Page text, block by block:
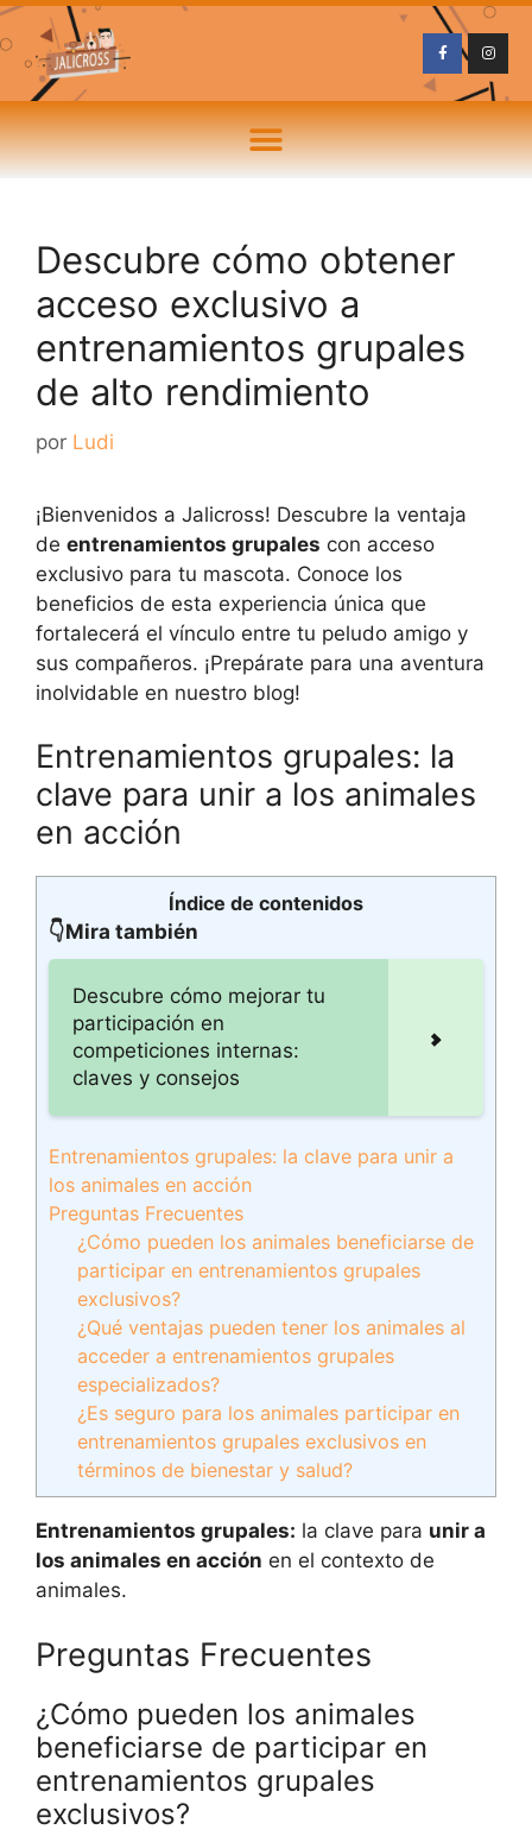
Descubre cómo obtener
acceso exclusivo a
entrenamientos grupales
de alto rendimiento
por Ludi
¡Bienvenidos a Jalicross! Descubre la ventaja
de entrenamientos grupales con acceso
exclusivo para tu mascota. Conoce los
beneficios de esta experiencia única que
fortalecerá el vínculo entre tu peludo amigo y
sus compañeros. ¡Prepárate para una aventura
inolvidable en nuestro blog!
Entrenamientos grupales: la
clave para unir a los animales
en acción
Índice de contenidos
👇Mira también
Descubre cómo mejorar tu
participación en
competiciones internas:
claves y consejos
Entrenamientos grupales: la clave para unir a
los animales en acción
Preguntas Frecuentes
¿Cómo pueden los animales beneficiarse de
participar en entrenamientos grupales
exclusivos?
¿Qué ventajas pueden tener los animales al
acceder a entrenamientos grupales
especializados?
¿Es seguro para los animales participar en
entrenamientos grupales exclusivos en
términos de bienestar y salud?
Entrenamientos grupales: la clave para unir a
los animales en acción en el contexto de
animales.
Preguntas Frecuentes
¿Cómo pueden los animales
beneficiarse de participar en
entrenamientos grupales
exclusivos?